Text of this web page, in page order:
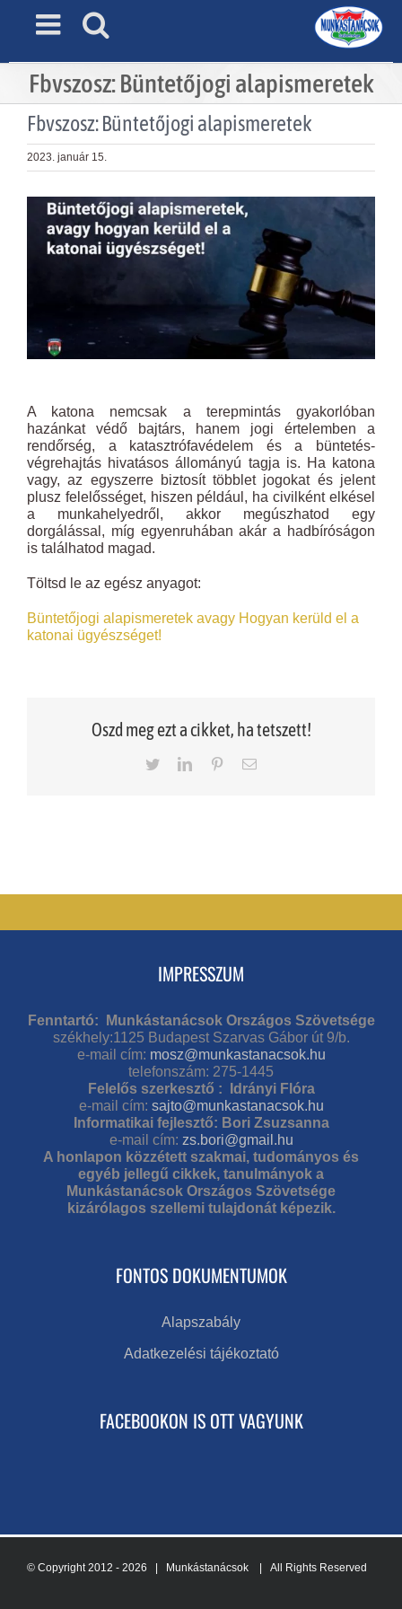
Fbvszosz: Büntetőjogi alapismeretek
Fbvszosz: Büntetőjogi alapismeretek
2023. január 15.
View
Larger
Image
A katona nemcsak a terepmintás gyakorlóban
hazánkat védő bajtárs, hanem jogi értelemben a
rendőrség, a katasztrófavédelem és a büntetés-
végrehajtás hivatásos állományú tagja is. Ha katona
vagy, az egyszerre biztosít többlet jogokat és jelent
plusz felelősséget, hiszen például, ha civilként elkésel
a munkahelyedről, akkor megúszhatod egy
dorgálással, míg egyenruhában akár a hadbíróságon
is találhatod magad.
Töltsd le az egész anyagot:
Büntetőjogi alapismeretek avagy Hogyan kerüld el a
katonai ügyészséget!
Oszd meg ezt a cikket, ha tetszett!
TwitterLinkedInPinterestEmail
IMPRESSZUM
Fenntartó: Munkástanácsok Országos Szövetsége
székhely:1125 Budapest Szarvas Gábor út 9/b.
e-mail cím: mosz@munkastanacsok.hu
telefonszám: 275-1445
Felelős szerkesztő : Idrányi Flóra
e-mail cím: sajto@munkastanacsok.hu
Informatikai fejlesztő: Bori Zsuzsanna
e-mail cím: zs.bori@gmail.hu
A honlapon közzétett szakmai, tudományos és
egyéb jellegű cikkek, tanulmányok a
Munkástanácsok Országos Szövetsége
kizárólagos szellemi tulajdonát képezik.
FONTOS DOKUMENTUMOK
Alapszabály
Adatkezelési tájékoztató
FACEBOOKON IS OTT VAGYUNK
© Copyright 2012 - 2026 | Munkástanácsok | All Rights Reserved